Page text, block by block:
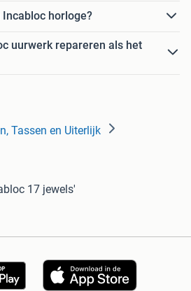
Incabloc horloge?
uurwerk repareren als het
Tassen en Uiterlijk
17 jewels'